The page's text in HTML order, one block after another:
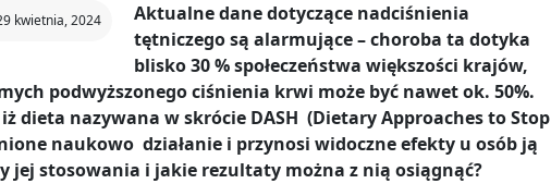
kwietnia, 2024
Aktualne dane dotyczące nadciśnienia
tętniczego są alarmujące – choroba ta dotyka
blisko 30 % społeczeństwa większości krajów,
podwyższonego ciśnienia krwi może być nawet ok. 50%.
dieta nazywana w skrócie DASH (Dietary Approaches to Stop
naukowo działanie i przynosi widoczne efekty u osób ją
jej stosowania i jakie rezultaty można z nią osiągnąć?